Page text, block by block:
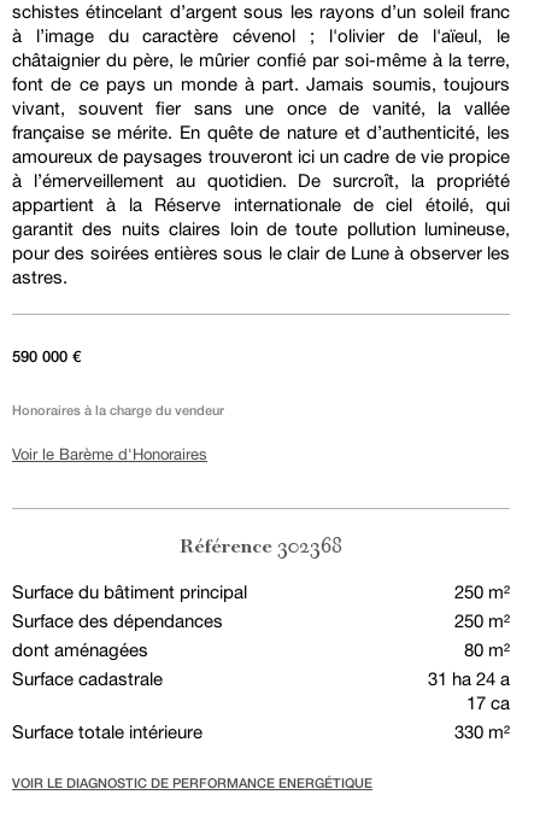
schistes étincelant d’argent sous les rayons d’un soleil franc
à l’image du caractère cévenol ; l'olivier de l'aïeul, le
châtaignier du père, le mûrier confié par soi-même à la terre,
font de ce pays un monde à part. Jamais soumis, toujours
vivant, souvent fier sans une once de vanité, la vallée
française se mérite. En quête de nature et d’authenticité, les
amoureux de paysages trouveront ici un cadre de vie propice
à l’émerveillement au quotidien. De surcroît, la propriété
appartient à la Réserve internationale de ciel étoilé, qui
garantit des nuits claires loin de toute pollution lumineuse,
pour des soirées entières sous le clair de Lune à observer les
astres.
590 000 €
Honoraires à la charge du vendeur
Voir le Barème d'Honoraires
Référence 302368
Surface du bâtiment principal
250 m²
Surface des dépendances
250 m²
dont aménagées
80 m²
Surface cadastrale
31 ha 24 a
17 ca
Surface totale intérieure
330 m²
VOIR LE DIAGNOSTIC DE PERFORMANCE ENERGÉTIQUE